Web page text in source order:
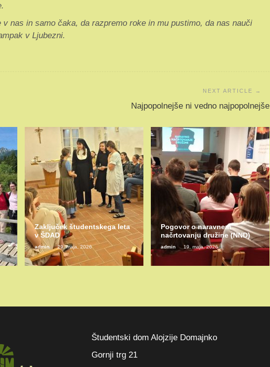
v nas in samo čaka, da razpremo roke in mu pustimo, da nas nauči
v Ljubezni.
Najpopolnejše ni vedno najpopolnejše
Zaključek študentskega leta
v ŠDAD
admin 29. maja, 2026
Pogovor o naravnem
načrtovanju družine (NND)
admin 19. maja, 2026
Študentski dom Alojzije Domajnko
Gornji trg 21